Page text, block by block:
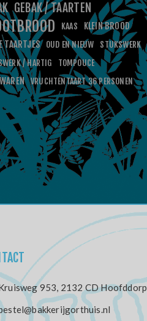
GEBAK / TAARTEN
KAAS
KLEIN BROOD
TAARTJES
OUD EN NIEUW
STUKSWERK
/ HARTIG
TOMPOUCE
VRUCHTENTAART 36 PERSONEN
953, 2132 CD Hoofddorp